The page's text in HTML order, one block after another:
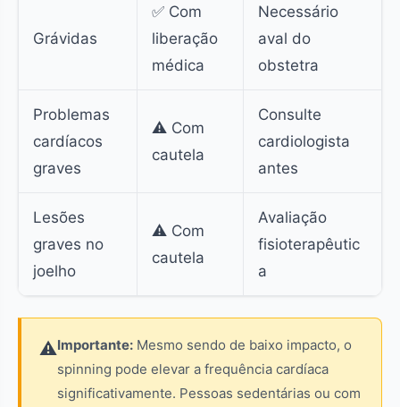
Grávidas
✅ Com
liberação
médica
Necessário
aval do
obstetra
Problemas
cardíacos
graves
⚠️ Com
cautela
Consulte
cardiologista
antes
Lesões
graves no
joelho
⚠️ Com
cautela
Avaliação
fisioterapêutic
a
⚠️Importante: Mesmo sendo de baixo impacto, o
spinning pode elevar a frequência cardíaca
significativamente. Pessoas sedentárias ou com